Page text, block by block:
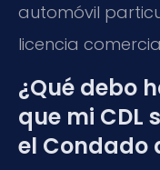
automóvil
licencia
¿Qué debo
que mi CDL
el Condado